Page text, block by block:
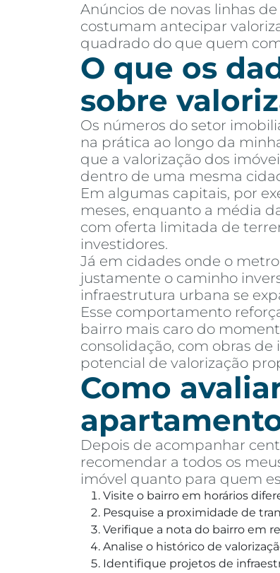
Anúncios de novas linhas
costumam antecipar
quadrado do que quem
O que os
sobre
Os números do setor
na prática ao longo da
que a valorização dos
dentro de uma mesma
Em algumas capitais, por
meses, enquanto a média
com oferta limitada de
investidores.
Já em cidades onde o
justamente o caminho
infraestrutura urbana se
Esse comportamento
bairro mais caro do
consolidação, com obras
potencial de valorização
Como
Depois de acompanhar
recomendar a todos os
imóvel quanto para quem
Visite o bairro em horários
Pesquise a proximidade de
Verifique a nota do bairro em
Analise o histórico de
Identifique projetos de